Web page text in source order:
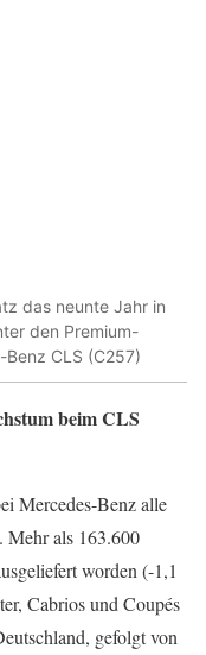
das neunte Jahr in
den Premium-
CLS (C257)
beim CLS
Mercedes-Benz alle
Mehr als 163.600
worden (-1,1
Cabrios und Coupés
gefolgt von